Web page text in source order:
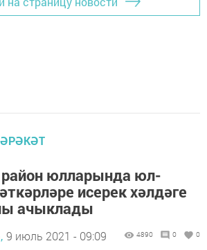
район юлларында юл-
исерек хәлдәге
ачыклады
9 июль 2021 - 09:09 4890 0 0